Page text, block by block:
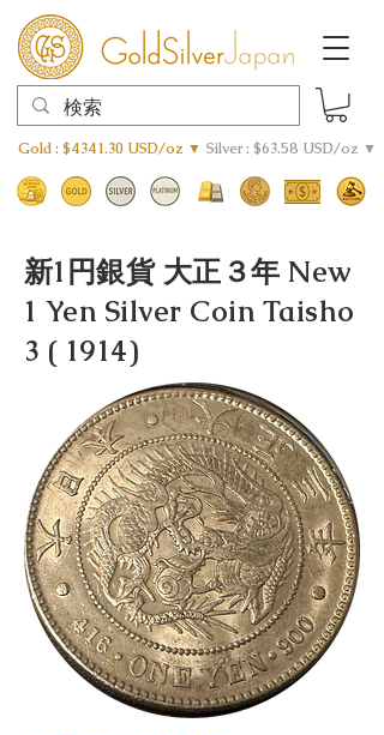
Gold : $4341.30 USD/oz ▼ Silver : $63.58 USD/oz ▼
新1円銀貨 大正３年 New
1 Yen Silver Coin Taisho
3 ( 1914)